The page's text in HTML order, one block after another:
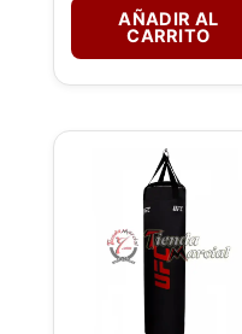
AÑADIR AL
CARRITO